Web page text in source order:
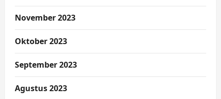
November 2023
Oktober 2023
September 2023
Agustus 2023